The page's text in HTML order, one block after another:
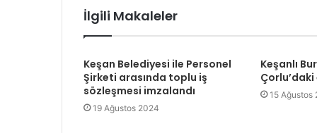
İlgili Makaleler
Keşan Belediyesi ile Personel
Şirketi arasında toplu iş
sözleşmesi imzalandı
19 Ağustos 2024
Keşanlı
15 Ağustos